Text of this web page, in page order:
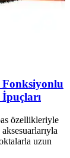
özellikleriyle
uzun